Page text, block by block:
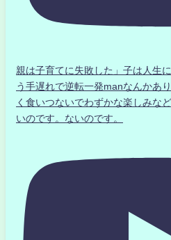
親は子育てに失敗した」子は人生
う手遅れで逆転一発manなんかあ
く食いつないでわずかな楽しみな
いのです。ないのです。